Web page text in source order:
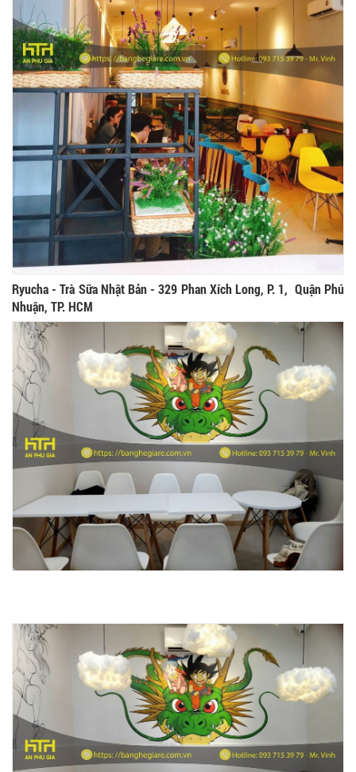
Ryucha - Trà Sữa Nhật Bản - 329 Phan Xích Long, P. 1, Quận Phú
Nhuận, TP. HCM